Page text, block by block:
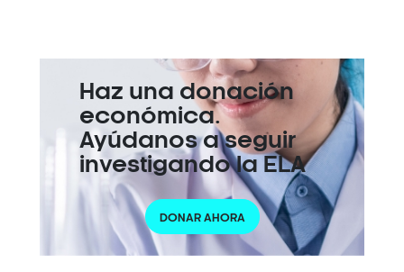
Haz una donación
económica.
Ayúdanos a seguir
investigando la ELA
DONAR AHORA